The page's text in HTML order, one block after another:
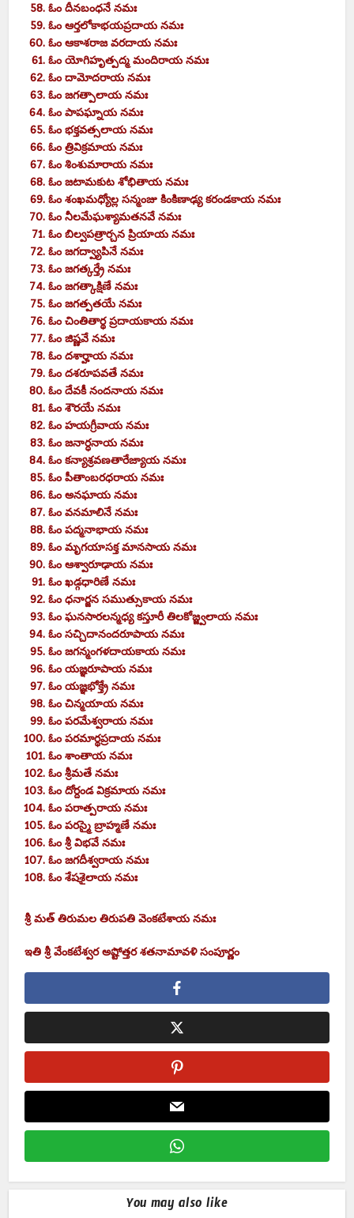
ఓం దీనబంధనే నమః
ఓం ఆర్తలోకాభయప్రదాయ నమః
ఓం ఆకాశరాజ వరదాయ నమః
ఓం యోగిహృత్పద్మ మందిరాయ నమః
ఓం దామోదరాయ నమః
ఓం జగత్పాలాయ నమః
ఓం పాపఘ్నాయ నమః
ఓం భక్తవత్సలాయ నమః
ఓం త్రివిక్రమాయ నమః
ఓం శింశుమారాయ నమః
ఓం జటామకుట శోభితాయ నమః
ఓం శంఖమధ్యోల్ల సన్మంజు కింకిణాఢ్య కరండకాయ నమః
ఓం నీలమేఘశ్యామతనవే నమః
ఓం బిల్వపత్రార్చన ప్రియాయ నమః
ఓం జగద్వ్యాపినే నమః
ఓం జగత్కర్త్రే నమః
ఓం జగత్కాక్షిణే నమః
ఓం జగత్పతయే నమః
ఓం చింతితార్థ ప్రదాయకాయ నమః
ఓం జిష్ణవే నమః
ఓం దశార్హాయ నమః
ఓం దశరూపవతే నమః
ఓం దేవకీ నందనాయ నమః
ఓం శౌరయే నమః
ఓం హయగ్రీవాయ నమః
ఓం జనార్ధనాయ నమః
ఓం కన్యాశ్రవణతారేజ్యాయ నమః
ఓం పీతాంబరధరాయ నమః
ఓం అనఘాయ నమః
ఓం వనమాలినే నమః
ఓం పద్మనాభాయ నమః
ఓం మృగయాసక్త మానసాయ నమః
ఓం ఆశ్వారూఢాయ నమః
ఓం ఖడ్గధారిణే నమః
ఓం ధనార్జన సముత్సుకాయ నమః
ఓం ఘనసారలన్మధ్య కస్తూరీ తిలకోజ్జ్వలాయ నమః
ఓం సచ్చిదానందరూపాయ నమః
ఓం జగన్మంగళదాయకాయ నమః
ఓం యజ్ఞరూపాయ నమః
ఓం యజ్ఞభోక్త్రే నమః
ఓం చిన్మయాయ నమః
ఓం పరమేశ్వరాయ నమః
ఓం పరమార్థప్రదాయ నమః
ఓం శాంతాయ నమః
ఓం శ్రీమతే నమః
ఓం దోర్దండ విక్రమాయ నమః
ఓం పరాత్పరాయ నమః
ఓం పరస్మై బ్రాహ్మణే నమః
ఓం శ్రీ విభవే నమః
ఓం జగదీశ్వరాయ నమః
ఓం శేషశైలాయ నమః
శ్రీ మత్ తిరుమల తిరుపతి వెంకటేశాయ నమః
ఇతి శ్రీ వేంకటేశ్వర అష్టోత్తర శతనామావళి సంపూర్ణం
You may also like